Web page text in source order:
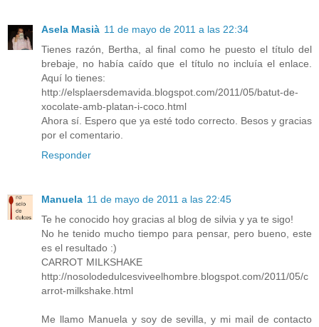
Asela Masià 11 de mayo de 2011 a las 22:34
Tienes razón, Bertha, al final como he puesto el título del
brebaje, no había caído que el título no incluía el enlace.
Aquí lo tienes:
http://elsplaersdemavida.blogspot.com/2011/05/batut-de-
xocolate-amb-platan-i-coco.html
Ahora sí. Espero que ya esté todo correcto. Besos y gracias
por el comentario.
Responder
Manuela 11 de mayo de 2011 a las 22:45
Te he conocido hoy gracias al blog de silvia y ya te sigo!
No he tenido mucho tiempo para pensar, pero bueno, este
es el resultado :)
CARROT MILKSHAKE
http://nosolodedulcesviveelhombre.blogspot.com/2011/05/c
arrot-milkshake.html
Me llamo Manuela y soy de sevilla, y mi mail de contacto